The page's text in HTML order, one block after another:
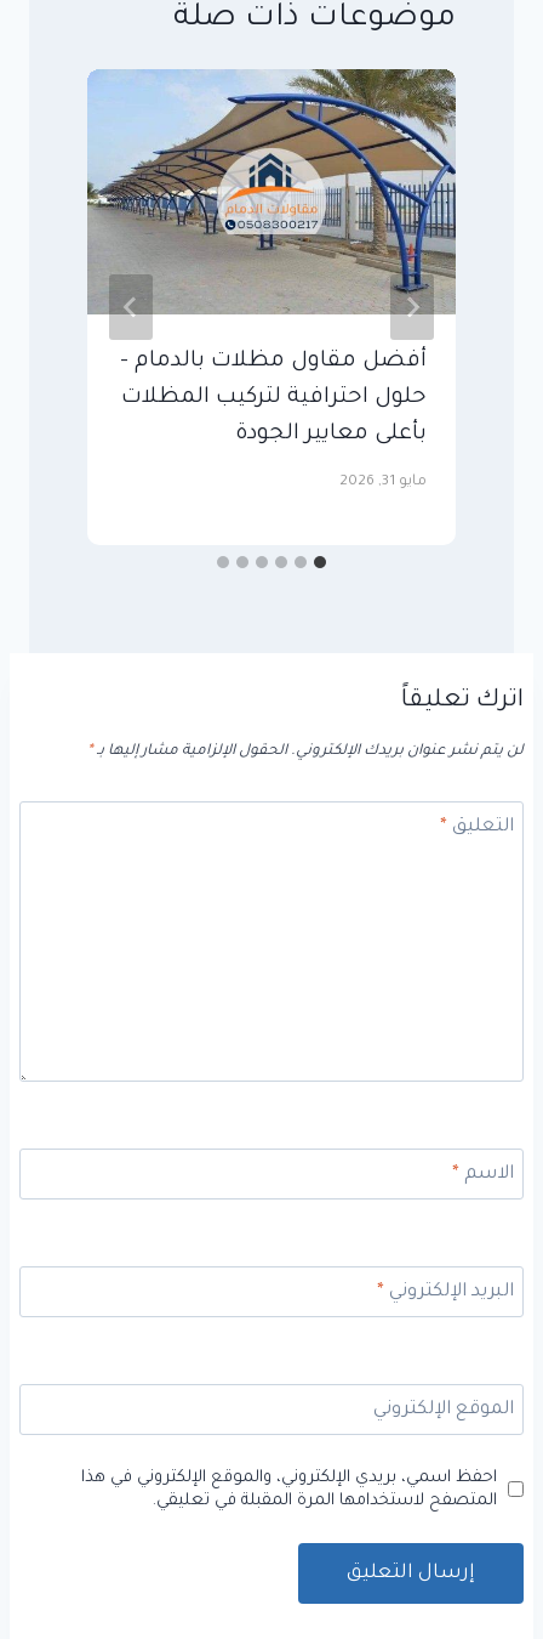
موضوعات ذات صلة
أفضل مقاول مظلات بالدمام –
حلول احترافية لتركيب المظلات
بأعلى معايير الجودة
مايو 31, 2026
اترك تعليقاً
لن يتم نشر عنوان بريدك الإلكتروني. الحقول الإلزامية مشار إليها بـ*
التعليق*
الاسم*
البريد الإلكتروني*
الموقع الإلكتروني
احفظ اسمي، بريدي الإلكتروني، والموقع الإلكتروني في هذا
المتصفح لاستخدامها المرة المقبلة في تعليقي.